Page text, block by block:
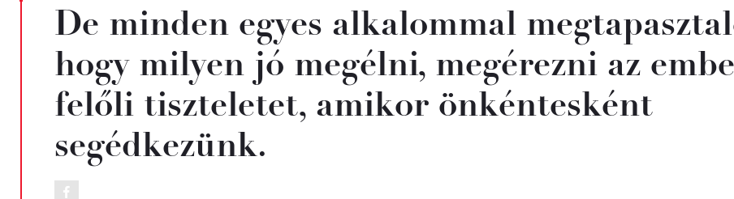
De minden egyes alkalommal
hogy milyen jó megélni, megérezni az
felőli tiszteletet, amikor önkéntesként
segédkezünk.